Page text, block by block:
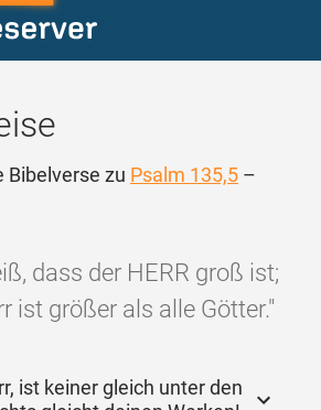
Bibelverse zu Psalm 135,5 –
dass der HERR groß ist;
ist größer als alle Götter."
ist keiner gleich unter den